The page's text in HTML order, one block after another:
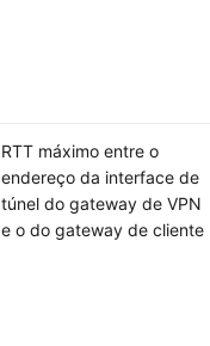
RTT máximo entre o
endereço da interface de
túnel do gateway de VPN
e o do gateway de cliente